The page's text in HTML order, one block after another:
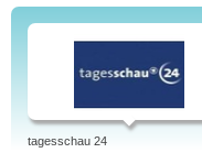
tagesschau 24